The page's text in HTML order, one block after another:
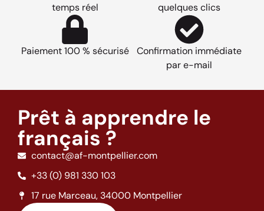
temps réel
quelques clics
Paiement 100 % sécurisé
Confirmation immédiate
par e-mail
Prêt à apprendre le
français ?
contact@af-montpellier.com
+33 (0) 981 330 103
17 rue Marceau, 34000 Montpellier